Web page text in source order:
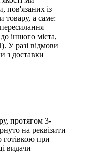
пов'язаних із
товару, а саме:
іншого міста,
У разі відмови
з доставки
протягом 3-
на реквізити
готівкою при
видачи